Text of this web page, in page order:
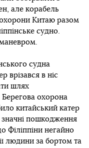
але корабель
охорони Китаю разом
судно.
судна
врізався в ніс
шлях
Берегова охорона
китайський катер
пошкодження
Філіппіни негайно
людини за бортом та